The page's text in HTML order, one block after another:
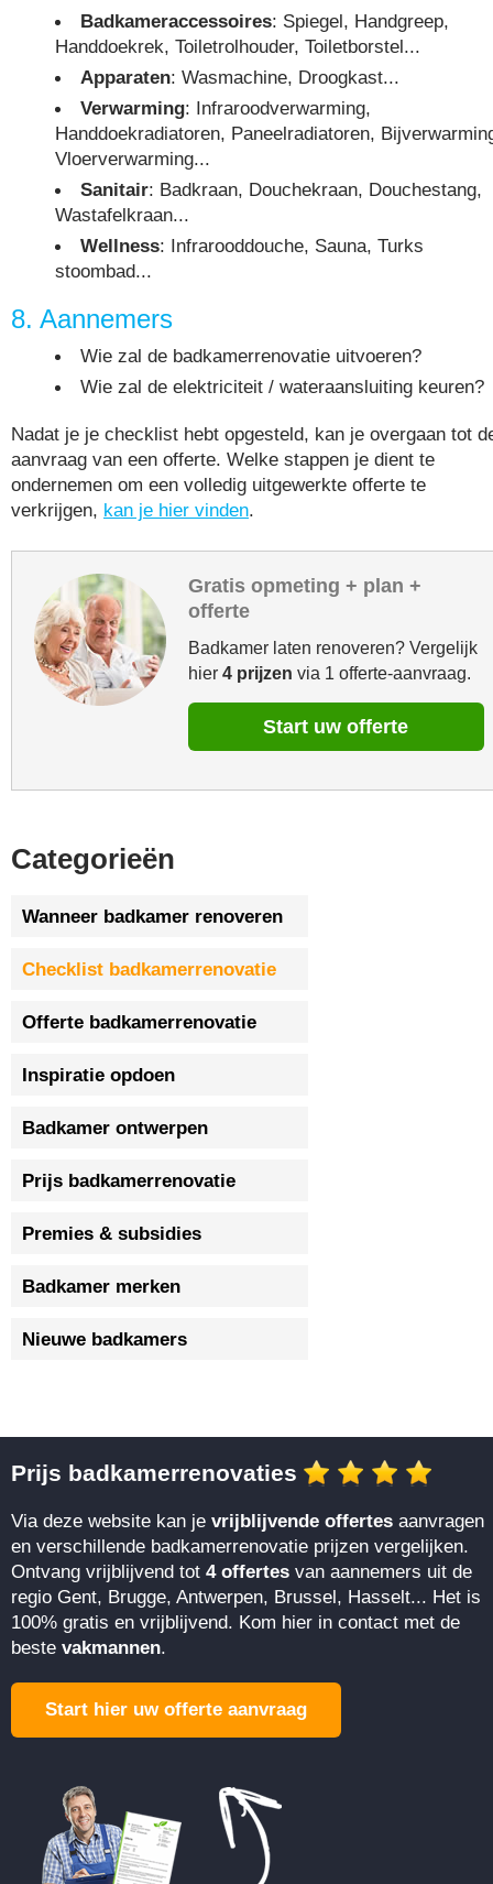
Badkameraccessoires: Spiegel, Handgreep,
Handdoekrek, Toiletrolhouder, Toiletborstel...
Apparaten: Wasmachine, Droogkast...
Verwarming: Infraroodverwarming,
Handdoekradiatoren, Paneelradiatoren,
Vloerverwarming...
Sanitair: Badkraan, Douchekraan, Douchestang,
Wastafelkraan...
Wellness: Infrarooddouche, Sauna, Turks
stoombad...
8. Aannemers
Wie zal de badkamerrenovatie uitvoeren?
Wie zal de elektriciteit / wateraansluiting keuren?
Nadat je je checklist hebt opgesteld, kan je overgaan tot
aanvraag van een offerte. Welke stappen je dient te
ondernemen om een volledig uitgewerkte offerte te
verkrijgen, kan je hier vinden.
Gratis opmeting + plan +
offerte
Badkamer laten renoveren? Vergelijk
hier 4 prijzen via 1 offerte-aanvraag.
Start uw offerte
Categorieën
Wanneer badkamer renoveren
Checklist badkamerrenovatie
Offerte badkamerrenovatie
Inspiratie opdoen
Badkamer ontwerpen
Prijs badkamerrenovatie
Premies & subsidies
Badkamer merken
Nieuwe badkamers
Prijs badkamerrenovaties
Via deze website kan je vrijblijvende offertes aanvragen
en verschillende badkamerrenovatie prijzen vergelijken.
Ontvang vrijblijvend tot 4 offertes van aannemers uit de
regio Gent, Brugge, Antwerpen, Brussel, Hasselt... Het is
100% gratis en vrijblijvend. Kom hier in contact met de
beste vakmannen.
Start hier uw offerte aanvraag